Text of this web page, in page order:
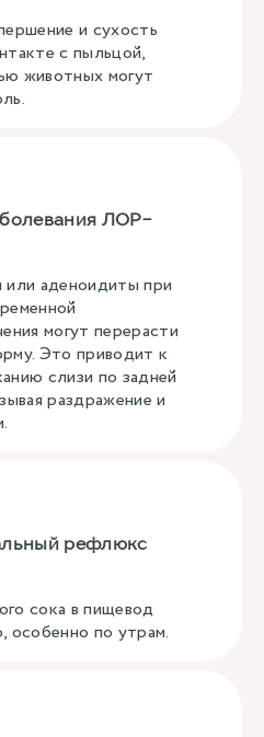
и сухость
с пыльцой,
животных могут
ЛОР-
аденоидиты при
могут перерасти
Это приводит к
слизи по задней
раздражение и
рефлюкс
сока в пищевод
особенно по утрам.